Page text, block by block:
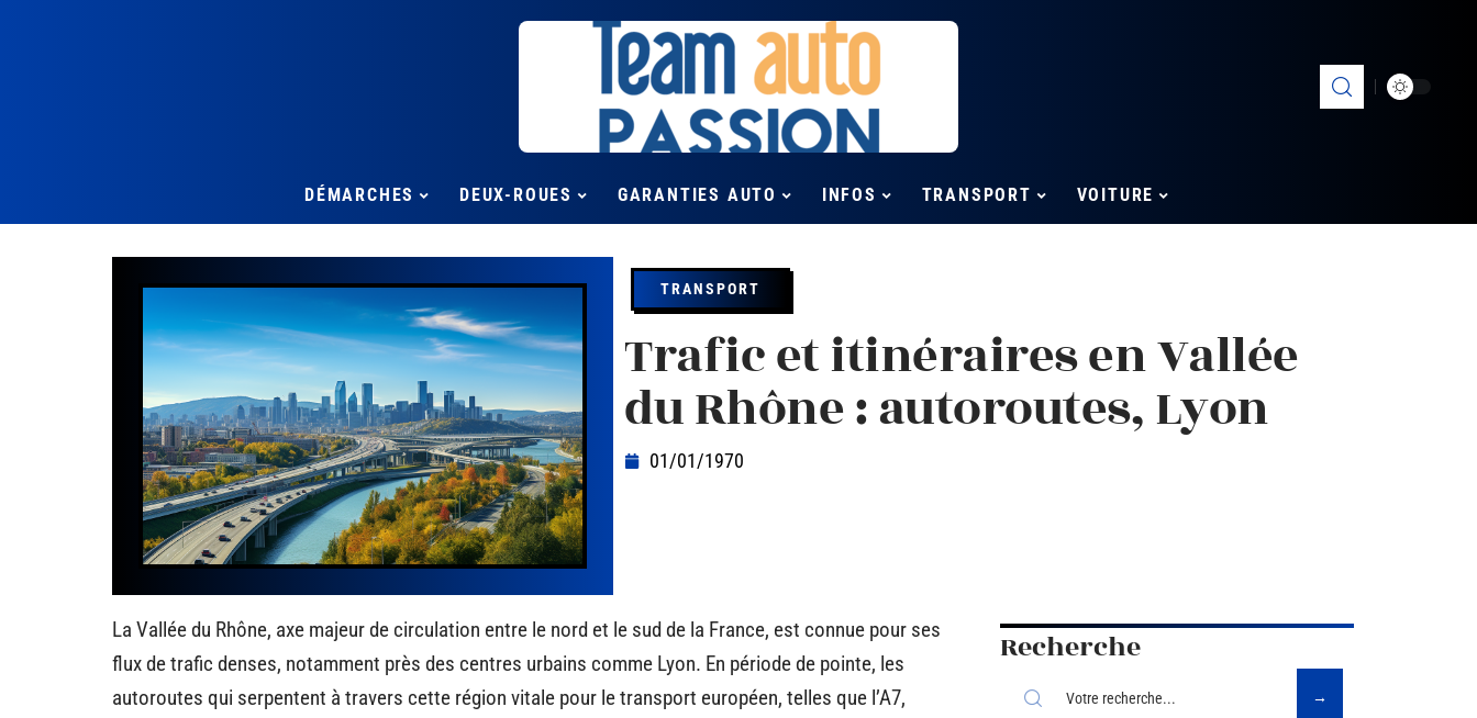
DÉMARCHES DEUX-ROUES GARANTIES AUTO INFOS TRANSPORT VOITURE
TRANSPORT
Trafic et itinéraires en Vallée
du Rhône : autoroutes, Lyon
01/01/1970
La Vallée du Rhône, axe majeur de circulation entre le nord et le sud de la France, est connue pour ses
flux de trafic denses, notamment près des centres urbains comme Lyon. En période de pointe, les
autoroutes qui serpentent à travers cette région vitale pour le transport européen, telles que l’A7,
Recherche